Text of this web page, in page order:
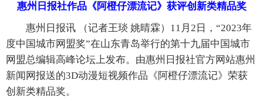
惠州日报社作品《阿橙仔漂流记》获评创新类精品奖
惠州日报讯 （记者王琰 姚晴霖）11月2日，“2023年
度中国城市网盟奖”在山东青岛举行的第十九届中国城市
网盟总编辑高峰论坛上发布。由惠州日报社官方网站惠州
新闻网报送的3D动漫短视频作品《阿橙仔漂流记》荣获
创新类精品奖。